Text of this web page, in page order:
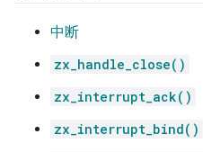
中断
zx_handle_close()
zx_interrupt_ack()
zx_interrupt_bind()